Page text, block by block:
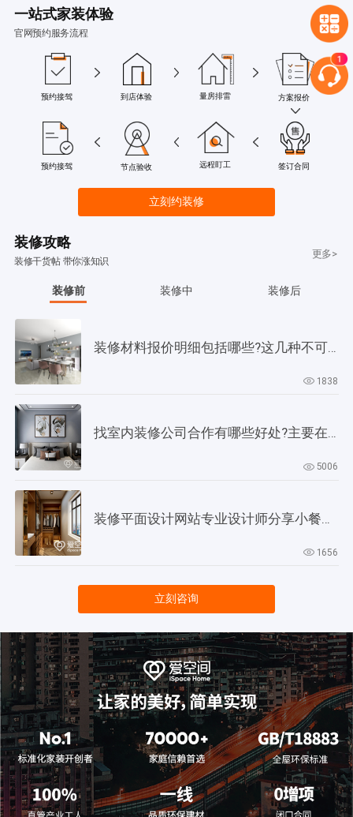
一站式家装体验
官网预约服务流程
预约接驾 到店体验 量房排雷 方案报价
预约接驾 节点验收 远程盯工 签订合同
立刻约装修
装修攻略
装修干货帖 带你涨知识
更多>
装修前 装修中 装修后
装修材料报价明细包括哪些?这几种不可缺少!
1838
找室内装修公司合作有哪些好处?主要在以下4个方面!
5006
1656
立刻咨询